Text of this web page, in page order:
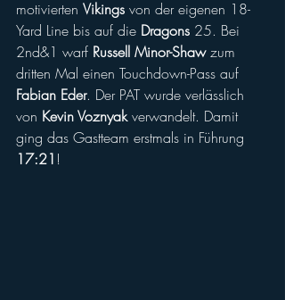
motivierten Vikings von der eigenen 18-
Yard Line bis auf die Dragons 25. Bei
2nd&1 warf Russell Minor-Shaw zum
dritten Mal einen Touchdown-Pass auf
Fabian Eder. Der PAT wurde verlässlich
von Kevin Voznyak verwandelt. Damit
ging das Gastteam erstmals in Führung
17:21 !